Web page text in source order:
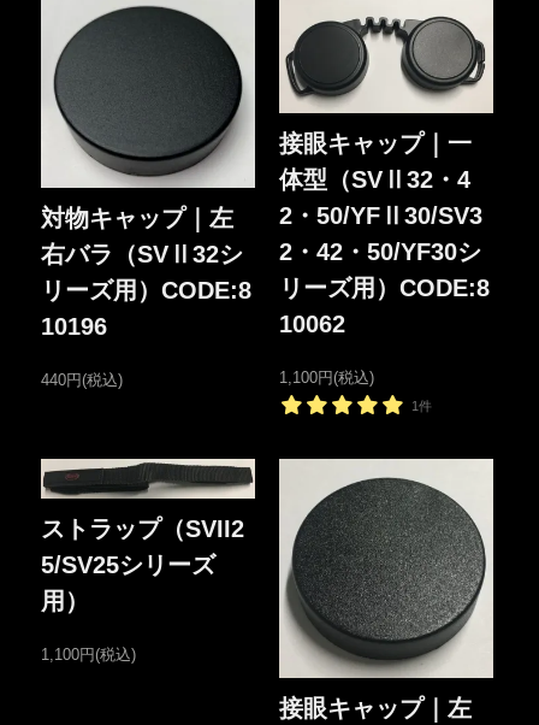
対物キャップ｜左
右バラ（SVⅡ32シ
リーズ用）CODE:8
10196
440円(税込)
接眼キャップ｜一
体型（SVⅡ32・4
2・50/YFⅡ30/SV3
2・42・50/YF30シ
リーズ用）CODE:8
10062
1,100円(税込)
1件
ストラップ（SVII2
5/SV25シリーズ
用）
1,100円(税込)
接眼キャップ｜左